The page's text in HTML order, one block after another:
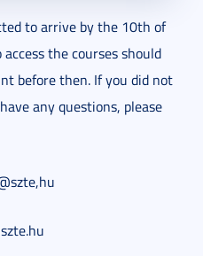
to arrive by the 10th of
the courses should
before then. If you did not
any questions, please